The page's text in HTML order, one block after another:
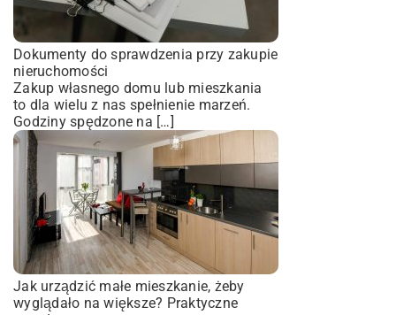
Dokumenty do sprawdzenia przy zakupie
nieruchomości
Zakup własnego domu lub mieszkania
to dla wielu z nas spełnienie marzeń.
Godziny spędzone na […]
Jak urządzić małe mieszkanie, żeby
wyglądało na większe? Praktyczne